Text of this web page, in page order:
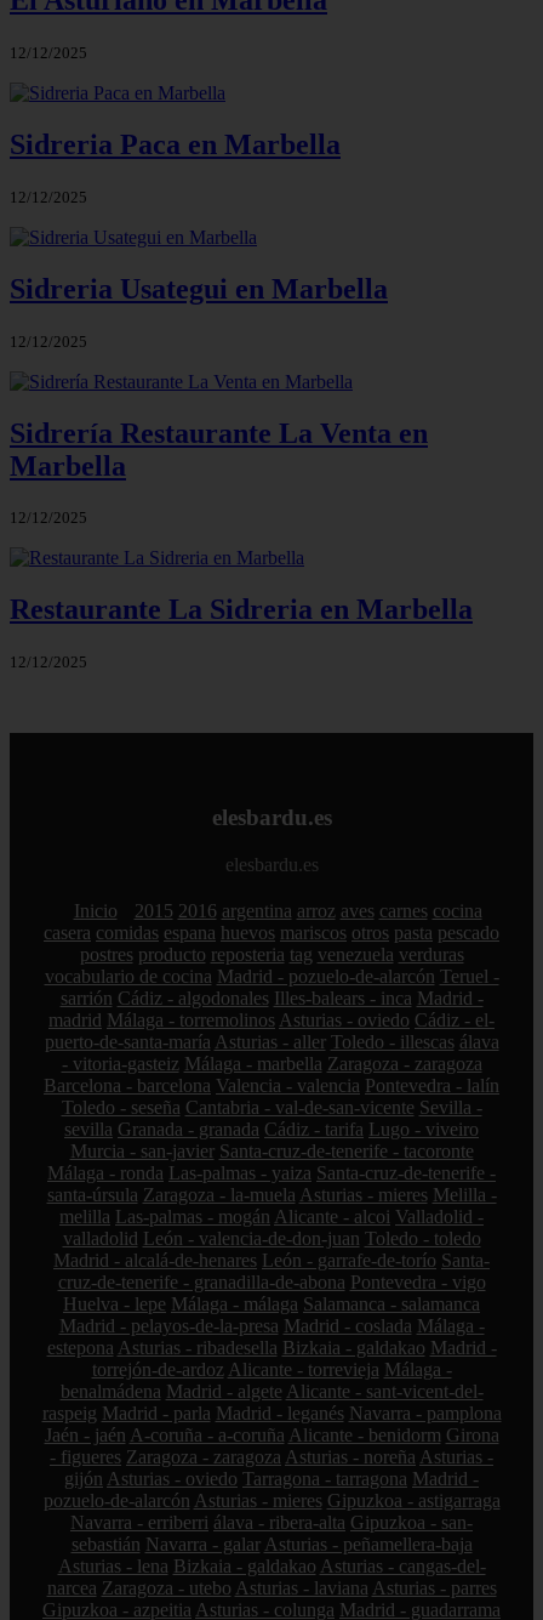
12/12/2025
Sidreria Paca en Marbella
12/12/2025
Sidreria Usategui en Marbella
12/12/2025
Sidrería Restaurante La Venta en
Marbella
12/12/2025
Restaurante La Sidreria en Marbella
12/12/2025
elesbardu.es
elesbardu.es
Inicio 2015 2016 argentina arroz aves carnes cocina
casera comidas espana huevos mariscos otros pasta pescado
postres producto reposteria tag venezuela verduras
vocabulario de cocina Madrid - pozuelo-de-alarcón Teruel -
sarrión Cádiz - algodonales Illes-balears - inca Madrid -
madrid Málaga - torremolinos Asturias - oviedo Cádiz - el-
puerto-de-santa-maría Asturias - aller Toledo - illescas álava
- vitoria-gasteiz Málaga - marbella Zaragoza - zaragoza
Barcelona - barcelona Valencia - valencia Pontevedra - lalín
Toledo - seseña Cantabria - val-de-san-vicente Sevilla -
sevilla Granada - granada Cádiz - tarifa Lugo - viveiro
Murcia - san-javier Santa-cruz-de-tenerife - tacoronte
Málaga - ronda Las-palmas - yaiza Santa-cruz-de-tenerife -
santa-úrsula Zaragoza - la-muela Asturias - mieres Melilla -
melilla Las-palmas - mogán Alicante - alcoi Valladolid -
valladolid León - valencia-de-don-juan Toledo - toledo
Madrid - alcalá-de-henares León - garrafe-de-torío Santa-
cruz-de-tenerife - granadilla-de-abona Pontevedra - vigo
Huelva - lepe Málaga - málaga Salamanca - salamanca
Madrid - pelayos-de-la-presa Madrid - coslada Málaga -
estepona Asturias - ribadesella Bizkaia - galdakao Madrid -
torrejón-de-ardoz Alicante - torrevieja Málaga -
benalmádena Madrid - algete Alicante - sant-vicent-del-
raspeig Madrid - parla Madrid - leganés Navarra - pamplona
Jaén - jaén A-coruña - a-coruña Alicante - benidorm Girona
- figueres Zaragoza - zaragoza Asturias - noreña Asturias -
gijón Asturias - oviedo Tarragona - tarragona Madrid -
pozuelo-de-alarcón Asturias - mieres Gipuzkoa - astigarraga
Navarra - erriberri álava - ribera-alta Gipuzkoa - san-
sebastián Navarra - galar Asturias - peñamellera-baja
Asturias - lena Bizkaia - galdakao Asturias - cangas-del-
narcea Zaragoza - utebo Asturias - laviana Asturias - parres
Gipuzkoa - azpeitia Asturias - colunga Madrid - guadarrama